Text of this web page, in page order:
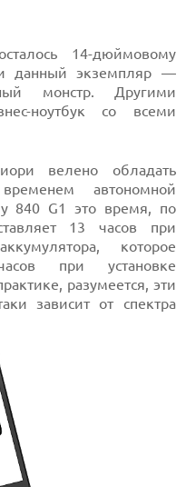
14-дюймовому
и данный экземпляр —
монстр. Другими
ноутбук со всеми
велено обладать
автономной
840 G1 это время, по
13 часов при
которое
при установке
разумеется, эти
зависит от спектра